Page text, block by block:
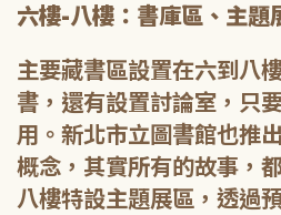
六樓-八樓：書庫區、主題
主要藏書區設置在六到八
書，還有設置討論室，只
用。新北市立圖書館也推
概念，其實所有的故事，
八樓特設主題展區，透過